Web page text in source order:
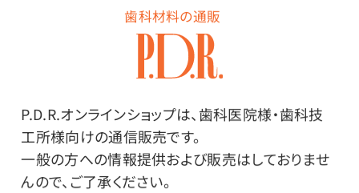
歯科材料の通販
P.D.R.オンラインショップは、歯科医院様・歯科技
工所様向けの通信販売です。
一般の方への情報提供および販売はしておりませ
んので、ご了承ください。
商品番号：94-8337
型番：
#2
内容量：
1本